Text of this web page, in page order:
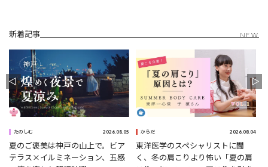
新着記事 NEW
たのしむ 2026.08.05
夏のご褒美は神戸の山上で。ビア
テラス×イルミネーション、五感
からだ 2026.08.04
東洋医学のスペシャリストに聞
く、冬の肩こりより怖い「夏の肩